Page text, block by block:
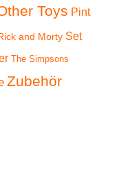
Toys Pint
and Morty Set
The Simpsons
Zubehör